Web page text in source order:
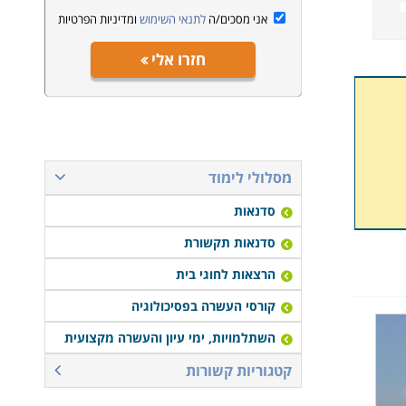
אני מסכים/הלתנאי השימוש ומדיניות הפרטיות
חזרו אלי
מסלולי לימוד
סדנאות
סדנאות תקשורת
הרצאות לחוגי בית
קורסי העשרה בפסיכולוגיה
השתלמויות, ימי עיון והעשרה מקצועית
קטגוריות קשורות